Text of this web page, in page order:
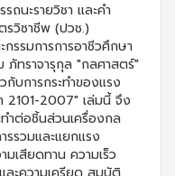
ถนะรายวิชา และคำ
รวิชาชีพ (ปวช.)
รรมการการอาชีวศึกษา
ภัทราจารุกุล "กลศาสตร์"
บการกระทำของแรง
2101-2007" เล่มนี้ จึง
ำต่อชิ้นส่วนเครื่องกล
รวมและแยกแรง
เสียดทาน ความเร็ว